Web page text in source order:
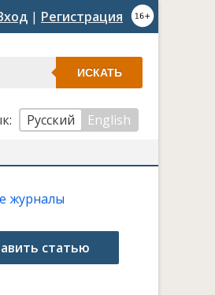
| Регистрация
ИСКАТЬ
Русский
English
журналы
статью